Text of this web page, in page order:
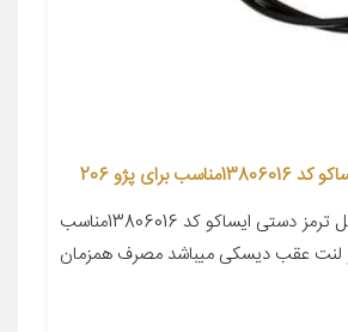
برای پژو 206
معرفی محصول کابل ترمز دستی ایساکو کد 13806016مناسب
و لنت عقب دیسکی میباشد مصرف همزمان